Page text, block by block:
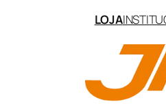
LOJA